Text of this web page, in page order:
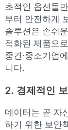
초적인 옵션들
부터 안전하게
솔루션은 손쉬
적화된 제품으
중견·중소기업
니다.
2. 경제적인
데이터는 곧 자
하기 위한 보안